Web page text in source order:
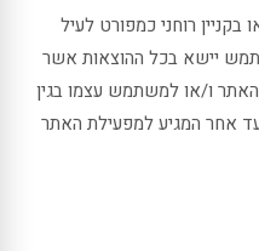
בקניין רוחני כמפורט לעיל
יישא בכל ההוצאות אשר
ו/או למשתמש עצמו בגין
אחר המגיע למפעילת האתר